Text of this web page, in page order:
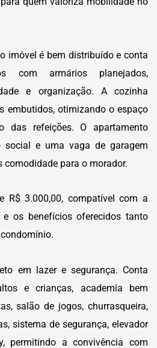
imóvel é bem distribuído e conta
com armários planejados,
e organização. A cozinha
embutidos, otimizando o espaço
das refeições. O apartamento
social e uma vaga de garagem
para o morador.
R$ 3.000,00, compatível com a
e os benefícios oferecidos tanto
em lazer e segurança. Conta
e crianças, academia bem
salão de jogos, churrasqueira,
sistema de segurança, elevador
permitindo a convivência com